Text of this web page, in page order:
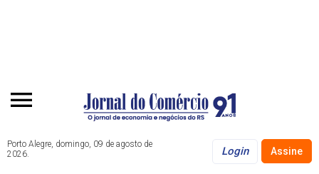
Porto Alegre, domingo, 09 de agosto de
2026.
Login Assine